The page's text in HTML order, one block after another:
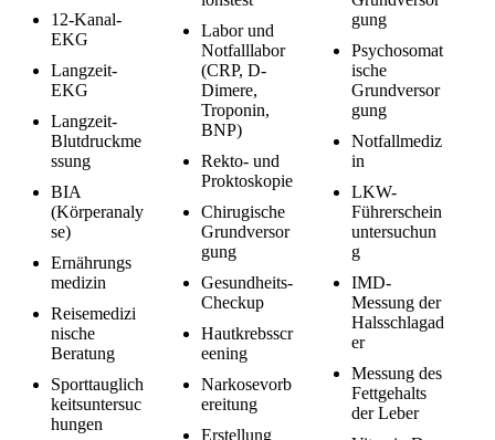
12-Kanal-
EKG
Langzeit-
EKG
Langzeit-
Blutdruckme
ssung
BIA
(Körperanaly
se)
Ernährungs
medizin
Reisemedizi
nische
Beratung
Sporttauglich
keitsuntersuc
hungen
Labor und
Notfalllabor
(CRP, D-
Dimere,
Troponin,
BNP)
Rekto- und
Proktoskopie
Chirugische
Grundversor
gung
Gesundheits-
Checkup
Hautkrebsscr
eening
Narkosevorb
ereitung
Erstellung
gung
Psychosomat
ische
Grundversor
gung
Notfallmediz
in
LKW-
Führerschein
untersuchun
g
IMD-
Messung der
Halsschlagad
er
Messung des
Fettgehalts
der Leber